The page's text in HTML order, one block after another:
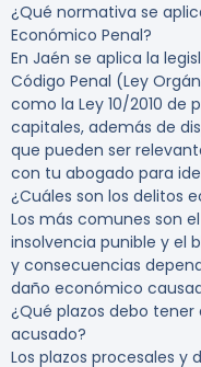
¿Qué normativa se
Económico Penal?
En Jaén se aplica la
Código Penal (Ley
como la Ley 10/2010 de
capitales, además de
que pueden ser
con tu abogado para
¿Cuáles son los delitos
Los más comunes son
insolvencia punible y el
y consecuencias
daño económico
¿Qué plazos debo
acusado?
Los plazos procesales y